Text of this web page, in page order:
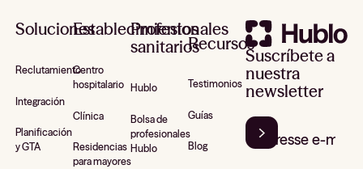
Soluciones
Reclutamiento
Integración
Planificación
y GTA
Establecimientos
Centro
hospitalario
Clínica
Residencias
para mayores
Profesionales
sanitarios
Hublo
Bolsa de
profesionales
Hublo
Recursos
Testimonios
Guías
Blog
Suscríbete a
nuestra
newsletter